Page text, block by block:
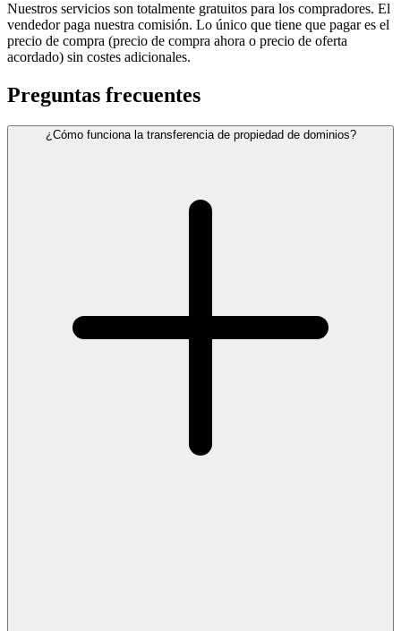
Nuestros servicios son totalmente gratuitos para los compradores. El
vendedor paga nuestra comisión. Lo único que tiene que pagar es el
precio de compra (precio de compra ahora o precio de oferta
acordado) sin costes adicionales.
Preguntas frecuentes
¿Cómo funciona la transferencia de propiedad de dominios?